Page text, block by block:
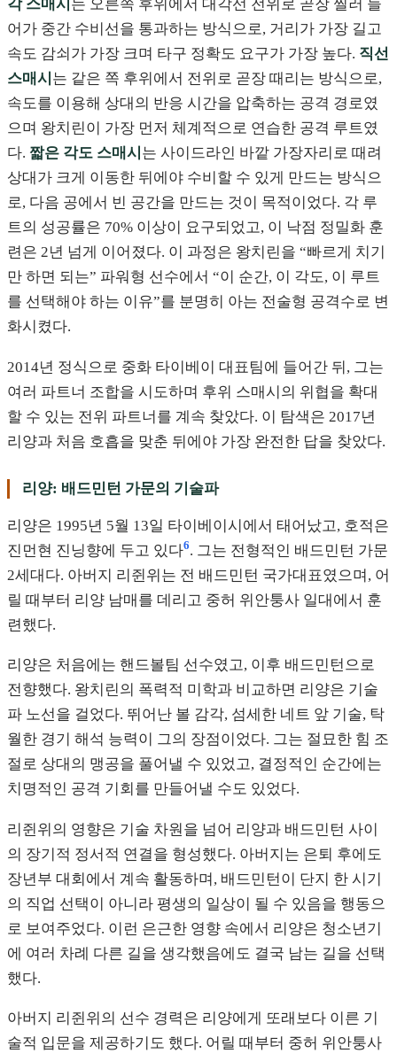
각 스매시 는 오른쪽 후위에서 대각선 전위로 곧장 찔러 들
어가 중간 수비선을 통과하는 방식으로, 거리가 가장 길고
속도 감쇠가 가장 크며 타구 정확도 요구가 가장 높다. 직선
스매시 는 같은 쪽 후위에서 전위로 곧장 때리는 방식으로,
속도를 이용해 상대의 반응 시간을 압축하는 공격 경로였
으며 왕치린이 가장 먼저 체계적으로 연습한 공격 루트였
다. 짧은 각도 스매시 는 사이드라인 바깥 가장자리로 때려
상대가 크게 이동한 뒤에야 수비할 수 있게 만드는 방식으
로, 다음 공에서 빈 공간을 만드는 것이 목적이었다. 각 루
트의 성공률은 70% 이상이 요구되었고, 이 낙점 정밀화 훈
련은 2년 넘게 이어졌다. 이 과정은 왕치린을 “빠르게 치기
만 하면 되는” 파워형 선수에서 “이 순간, 이 각도, 이 루트
를 선택해야 하는 이유”를 분명히 아는 전술형 공격수로 변
화시켰다.
2014년 정식으로 중화 타이베이 대표팀에 들어간 뒤, 그는
여러 파트너 조합을 시도하며 후위 스매시의 위협을 확대
할 수 있는 전위 파트너를 계속 찾았다. 이 탐색은 2017년
리양과 처음 호흡을 맞춘 뒤에야 가장 완전한 답을 찾았다.
리양: 배드민턴 가문의 기술파
리양은 1995년 5월 13일 타이베이시에서 태어났고, 호적은
진먼현 진닝향에 두고 있다6. 그는 전형적인 배드민턴 가문
2세대다. 아버지 리쥔위는 전 배드민턴 국가대표였으며, 어
릴 때부터 리양 남매를 데리고 중허 위안퉁사 일대에서 훈
련했다.
리양은 처음에는 핸드볼팀 선수였고, 이후 배드민턴으로
전향했다. 왕치린의 폭력적 미학과 비교하면 리양은 기술
파 노선을 걸었다. 뛰어난 볼 감각, 섬세한 네트 앞 기술, 탁
월한 경기 해석 능력이 그의 장점이었다. 그는 절묘한 힘 조
절로 상대의 맹공을 풀어낼 수 있었고, 결정적인 순간에는
치명적인 공격 기회를 만들어낼 수도 있었다.
리쥔위의 영향은 기술 차원을 넘어 리양과 배드민턴 사이
의 장기적 정서적 연결을 형성했다. 아버지는 은퇴 후에도
장년부 대회에서 계속 활동하며, 배드민턴이 단지 한 시기
의 직업 선택이 아니라 평생의 일상이 될 수 있음을 행동으
로 보여주었다. 이런 은근한 영향 속에서 리양은 청소년기
에 여러 차례 다른 길을 생각했음에도 결국 남는 길을 선택
했다.
아버지 리쥔위의 선수 경력은 리양에게 또래보다 이른 기
술적 입문을 제공하기도 했다. 어릴 때부터 중허 위안퉁사